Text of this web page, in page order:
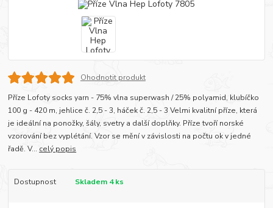
Ohodnotit produkt
Příze Lofoty socks yarn - 75% vlna superwash / 25% polyamid, klubíčko
100 g - 420 m, jehlice č. 2,5 - 3, háček č. 2,5 - 3 Velmi kvalitní příze, která
je ideální na ponožky, šály, svetry a další doplňky. Příze tvoří norské
vzorování bez vyplétání. Vzor se mění v závislosti na počtu ok v jedné
řadě. V... celý popis
Dostupnost Skladem 4 ks